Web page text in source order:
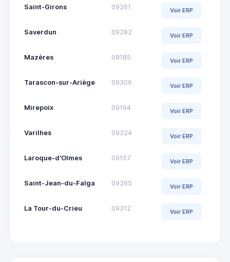
Saint-Girons 09261 Voir ERP
Saverdun 09282 Voir ERP
Mazères 09185 Voir ERP
Tarascon-sur-Ariège 09306 Voir ERP
Mirepoix 09194 Voir ERP
Varilhes 09324 Voir ERP
Laroque-d'Olmes 09157 Voir ERP
Saint-Jean-du-Falga 09265 Voir ERP
La Tour-du-Crieu 09312 Voir ERP